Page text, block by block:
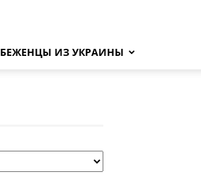
БЕЖЕНЦЫ ИЗ УКРАИНЫ